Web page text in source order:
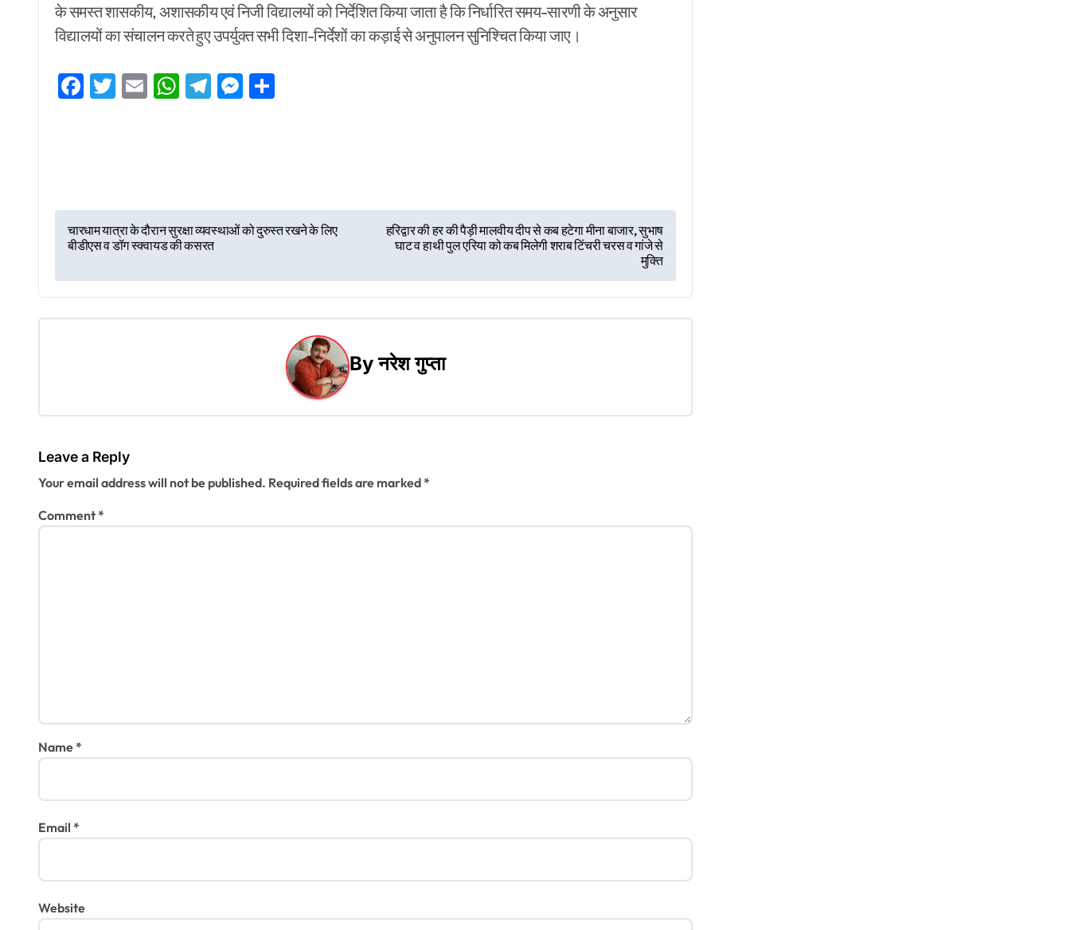
के समस्त शासकीय, अशासकीय एवं निजी विद्यालयों को निर्देशित किया जाता है कि निर्धारित समय-सारणी के अनुसार
विद्यालयों का संचालन करते हुए उपर्युक्त सभी दिशा-निर्देशों का कड़ाई से अनुपालन सुनिश्चित किया जाए।
Facebook
Twitter
EmailWhatsApp
Telegram
Messenger
P
o
s
t
v
i
g
a
चारधाम यात्रा के दौरान सुरक्षा व्यवस्थाओं को दुरुस्त रखने के लिए
बीडीएस व डॉग स्क्वायड की कसरत
हरिद्वार की हर की पैड़ी मालवीय दीप से कब हटेगा मीना बाजार, सुभाष
घाट व हाथी पुल एरिया को कब मिलेगी शराब टिंचरी चरस व गांजे से
मुक्ति
Byनरेश गुप्ता
Leave a Reply
Your email address will not be published. Required fields are marked*
Comment*
Name*
Email *
Website